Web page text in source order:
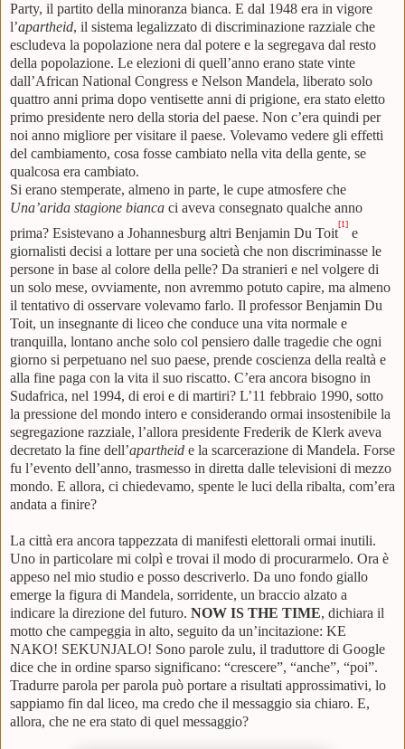
Party, il partito della minoranza bianca. E dal 1948 era in vigore
l’apartheid, il sistema legalizzato di discriminazione razziale che
escludeva la popolazione nera dal potere e la segregava dal resto
della popolazione. Le elezioni di quell’anno erano state vinte
dall’African National Congress e Nelson Mandela, liberato solo
quattro anni prima dopo ventisette anni di prigione, era stato eletto
primo presidente nero della storia del paese. Non c’era quindi per
noi anno migliore per visitare il paese. Volevamo vedere gli effetti
del cambiamento, cosa fosse cambiato nella vita della gente, se
qualcosa era cambiato.
Si erano stemperate, almeno in parte, le cupe atmosfere che
Una’arida stagione bianca ci aveva consegnato qualche anno
prima? Esistevano a Johannesburg altri Benjamin Du Toit
[1]
e
giornalisti decisi a lottare per una società che non discriminasse le
persone in base al colore della pelle? Da stranieri e nel volgere di
un solo mese, ovviamente, non avremmo potuto capire, ma almeno
il tentativo di osservare volevamo farlo. Il professor Benjamin Du
Toit, un insegnante di liceo che conduce una vita normale e
tranquilla, lontano anche solo col pensiero dalle tragedie che ogni
giorno si perpetuano nel suo paese, prende coscienza della realtà e
alla fine paga con la vita il suo riscatto. C’era ancora bisogno in
Sudafrica, nel 1994, di eroi e di martiri? L’11 febbraio 1990, sotto
la pressione del mondo intero e considerando ormai insostenibile la
segregazione razziale, l’allora presidente Frederik de Klerk aveva
decretato la fine dell’apartheid e la scarcerazione di Mandela. Forse
fu l’evento dell’anno, trasmesso in diretta dalle televisioni di mezzo
mondo. E allora, ci chiedevamo, spente le luci della ribalta, com’era
andata a finire?
La città era ancora tappezzata di manifesti elettorali ormai inutili.
Uno in particolare mi colpì e trovai il modo di procurarmelo. Ora è
appeso nel mio studio e posso descriverlo. Da uno fondo giallo
emerge la figura di Mandela, sorridente, un braccio alzato a
indicare la direzione del futuro. NOW IS THE TIME, dichiara il
motto che campeggia in alto, seguito da un’incitazione: KE
NAKO! SEKUNJALO! Sono parole zulu, il traduttore di Google
dice che in ordine sparso significano: “crescere”, “anche”, “poi”.
Tradurre parola per parola può portare a risultati approssimativi, lo
sappiamo fin dal liceo, ma credo che il messaggio sia chiaro. E,
allora, che ne era stato di quel messaggio?